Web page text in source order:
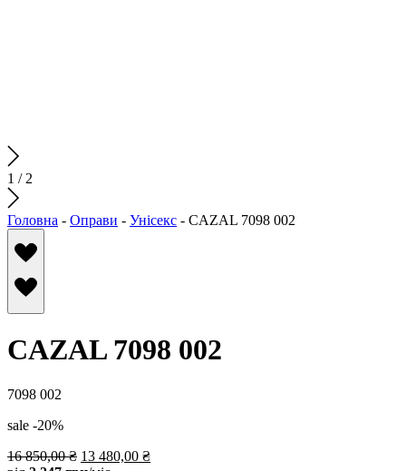
1 / 2
Головна - Оправи - Унісекс - CAZAL 7098 002
CAZAL 7098 002
7098 002
sale -20%
16 850,00₴ 13 480,00 ₴